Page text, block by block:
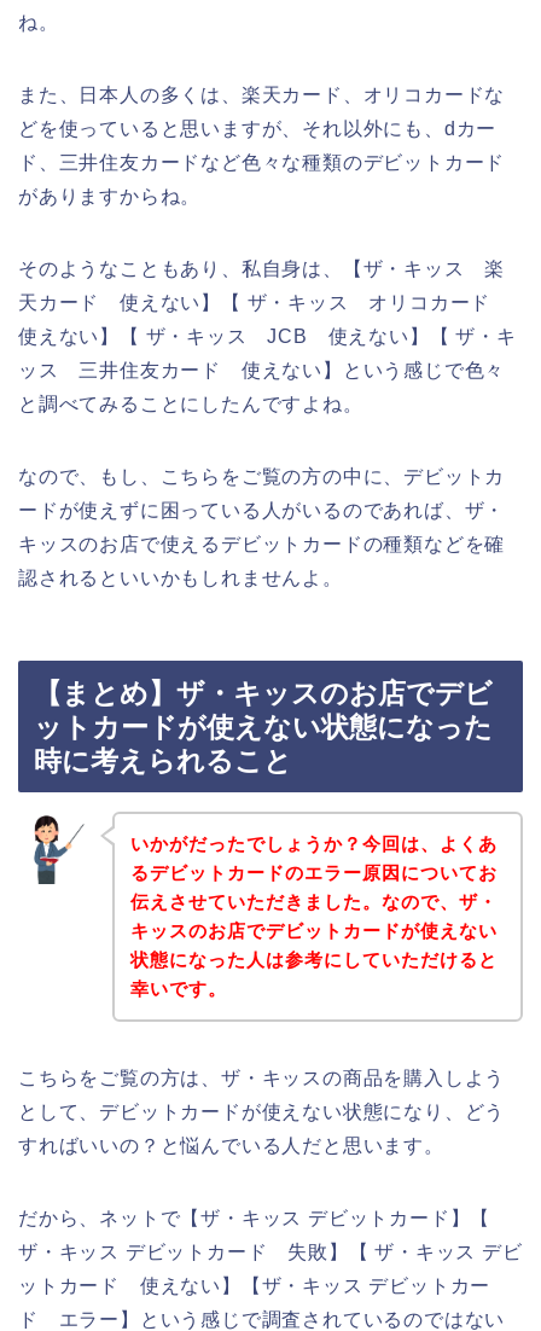
ね。
また、日本人の多くは、楽天カード、オリコカードな
どを使っていると思いますが、それ以外にも、dカー
ド、三井住友カードなど色々な種類のデビットカード
がありますからね。
そのようなこともあり、私自身は、【ザ・キッス 楽
天カード 使えない】【 ザ・キッス オリコカード
使えない】【 ザ・キッス JCB 使えない】【 ザ・キ
ッス 三井住友カード 使えない】という感じで色々
と調べてみることにしたんですよね。
なので、もし、こちらをご覧の方の中に、デビットカ
ードが使えずに困っている人がいるのであれば、ザ・
キッスのお店で使えるデビットカードの種類などを確
認されるといいかもしれませんよ。
【まとめ】ザ・キッスのお店でデビ
ットカードが使えない状態になった
時に考えられること
いかがだったでしょうか？今回は、よくあ
るデビットカードのエラー原因についてお
伝えさせていただきました。なので、ザ・
キッスのお店でデビットカードが使えない
状態になった人は参考にしていただけると
幸いです。
こちらをご覧の方は、ザ・キッスの商品を購入しよう
として、デビットカードが使えない状態になり、どう
すればいいの？と悩んでいる人だと思います。
だから、ネットで【ザ・キッス デビットカード】【
ザ・キッス デビットカード 失敗】【 ザ・キッス デビ
ットカード 使えない】【ザ・キッス デビットカー
ド エラー】という感じで調査されているのではない